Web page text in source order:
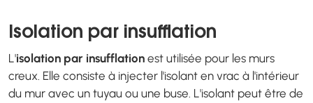
Isolation par insufflation
L'isolation par insufflation est utilisée pour les murs
creux. Elle consiste à injecter l'isolant en vrac à l'intérieur
du mur avec un tuyau ou une buse. L'isolant peut être de